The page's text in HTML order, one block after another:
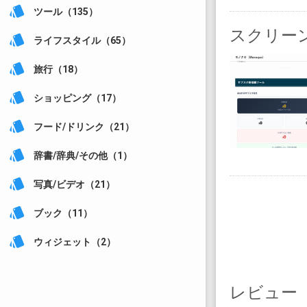
style ツール（135）
style ライフスタイル（65）
style 旅行（18）
style ショッピング（17）
style フード/ドリンク（21）
style 辞書/辞典/その他（1）
style 写真/ビデオ（21）
style ブック（11）
style ウィジェット（2）
スクリー
レビュー